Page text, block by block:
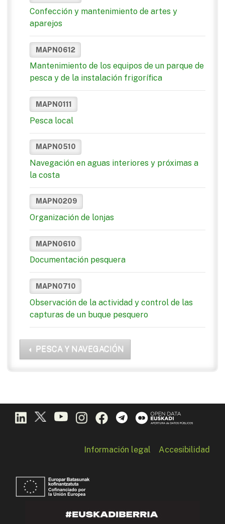
Confección y mantenimiento de artes y
aparejos
MAPN0612
Mantenimiento de los equipos de un parque de
pesca y de la instalación frigorífica
MAPN0111
Pesca local
MAPN0510
Navegación en aguas interiores y próximas a
la costa
MAPN0209
Organización de lonjas
MAPN0610
Documentación pesquera
MAPN0710
Observación de la actividad y control de las
capturas de un buque pesquero
PESCA Y NAVEGACIÓN
Información legal Accesibilidad